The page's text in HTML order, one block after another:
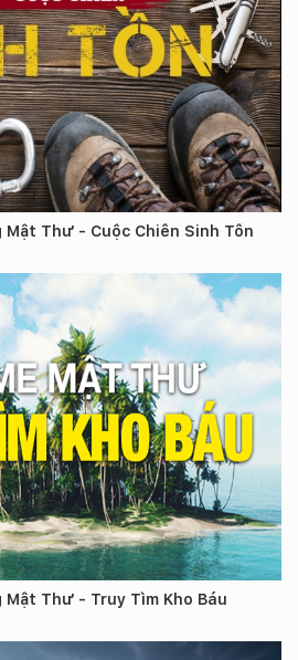
Mật Thư - Cuộc Chiến Sinh Tồn
Mật Thư - Truy Tìm Kho Báu